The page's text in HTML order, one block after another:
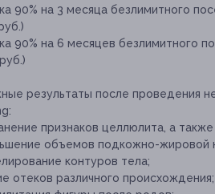
90% на 3 месяца безлимитного
90% на 6 месяцев безлимитного
результаты после проведения
признаков целлюлита, а
объемов подкожно-жировой
контуров тела;
отеков различного происхождения;